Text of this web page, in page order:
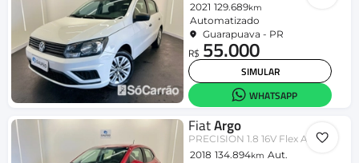
2021 129.689km
Automatizado
Guarapuava - PR
R$ 55.000
SIMULAR
WHATSAPP
FiatArgo
PRECISION 1.8 16V Flex Aut.
2018 134.894km Aut.